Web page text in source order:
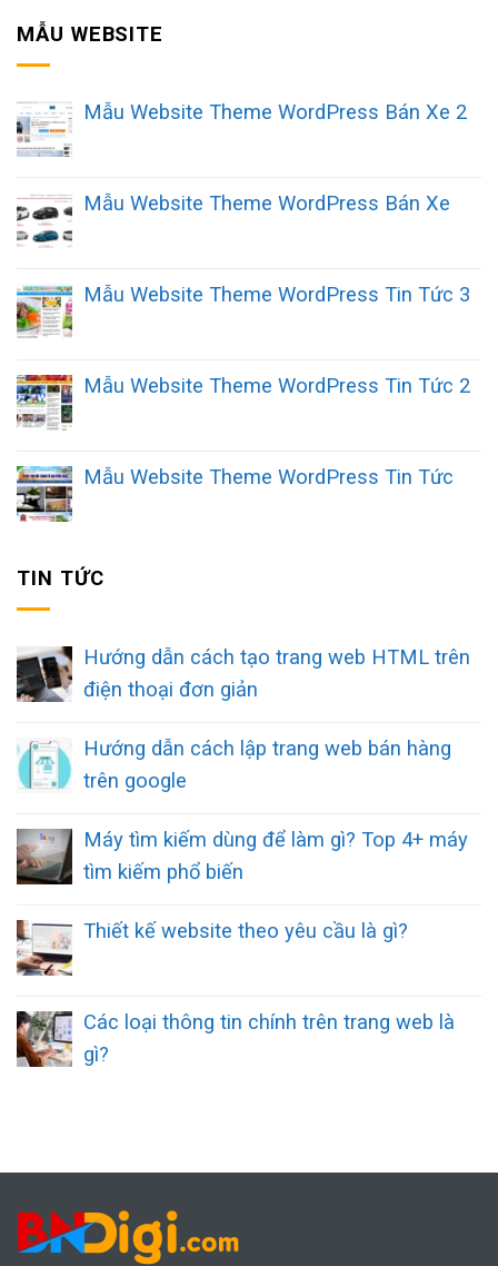
MẪU WEBSITE
Mẫu Website Theme WordPress Bán Xe 2
Mẫu Website Theme WordPress Bán Xe
Mẫu Website Theme WordPress Tin Tức 3
Mẫu Website Theme WordPress Tin Tức 2
Mẫu Website Theme WordPress Tin Tức
TIN TỨC
Hướng dẫn cách tạo trang web HTML trên
điện thoại đơn giản
Hướng dẫn cách lập trang web bán hàng
trên google
Máy tìm kiếm dùng để làm gì? Top 4+ máy
tìm kiếm phổ biến
Thiết kế website theo yêu cầu là gì?
Các loại thông tin chính trên trang web là
gì?